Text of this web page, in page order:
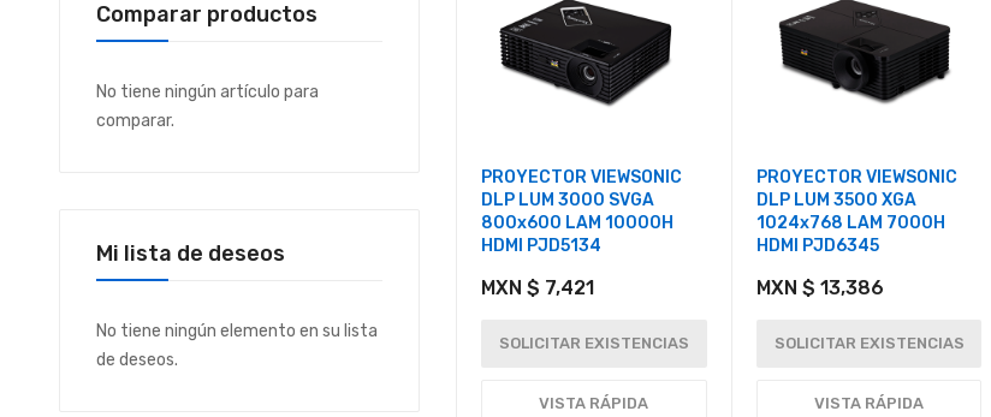
PROYECTOR VIEWSONIC
DLP LUM 3000 SVGA
800x600 LAM 10000H
HDMI PJD5134
MXN $ 7,421
SOLICITAR EXISTENCIAS
VISTA RÁPIDA
PROYECTOR VIEWSONIC
DLP LUM 3500 XGA
1024x768 LAM 7000H
HDMI PJD6345
MXN $ 13,386
SOLICITAR EXISTENCIAS
VISTA RÁPIDA
Comparar productos
No tiene ningún artículo para
comparar.
Mi lista de deseos
No tiene ningún elemento en su lista
de deseos.